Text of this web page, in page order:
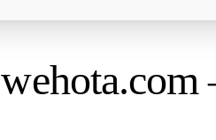
wehota.com